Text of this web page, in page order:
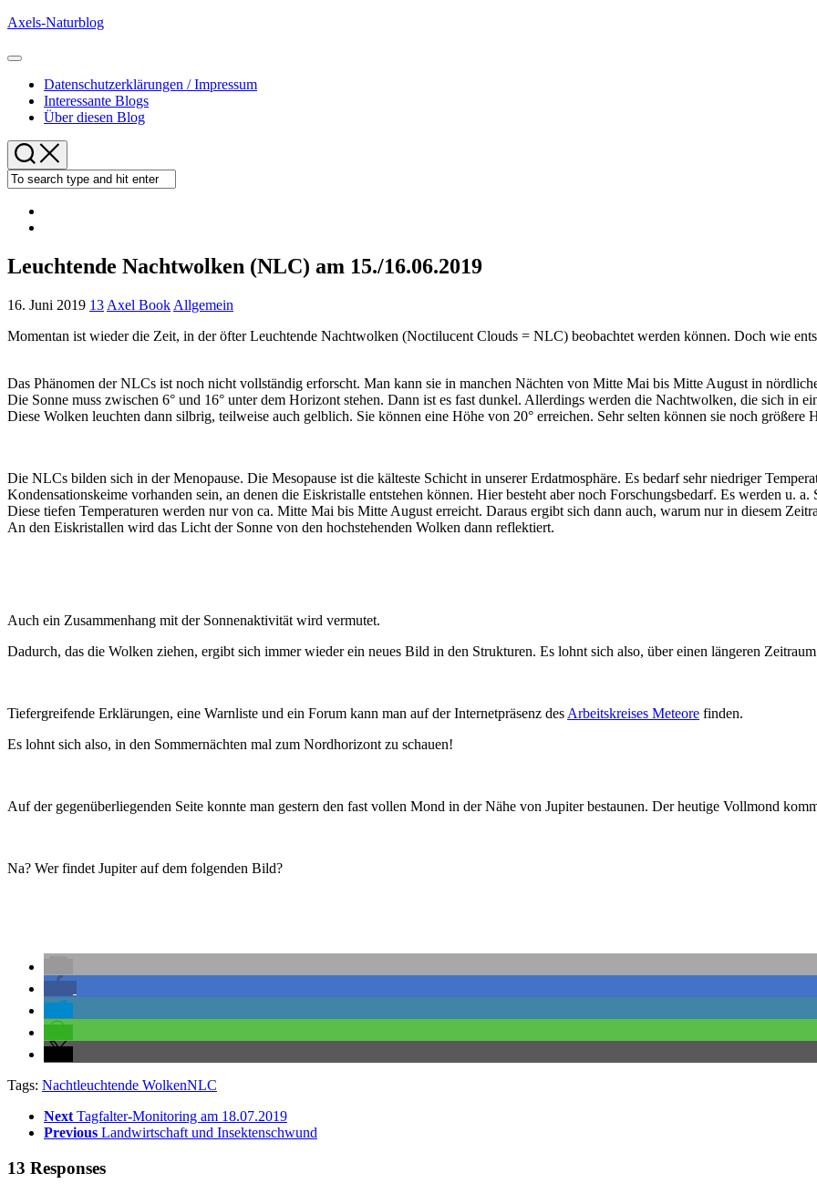
Skip
content
Axels-Naturblog
Expand
Datenschutzerklärungen / Impressum
Interessante Blogs
Über diesen Blog
Leuchtende Nachtwolken (NLC) am 15./16.06.2019
16. Juni 2019 13 Axel Book Allgemein
Momentan ist wieder die Zeit, in der öfter Leuchtende Nachtwolken (Noctilucent Clouds = NLC) beobachtet werden können. Doch wie
Das Phänomen der NLCs ist noch nicht vollständig erforscht. Man kann sie in manchen Nächten von Mitte Mai bis Mitte August in
Die Sonne muss zwischen 6° und 16° unter dem Horizont stehen. Dann ist es fast dunkel. Allerdings werden die Nachtwolken, die sich in
Diese Wolken leuchten dann silbrig, teilweise auch gelblich. Sie können eine Höhe von 20° erreichen. Sehr selten können sie noch größere
Die NLCs bilden sich in der Menopause. Die Mesopause ist die kälteste Schicht in unserer Erdatmosphäre. Es bedarf sehr niedriger
Kondensationskeime vorhanden sein, an denen die Eiskristalle entstehen können. Hier besteht aber noch Forschungsbedarf. Es werden u.
Diese tiefen Temperaturen werden nur von ca. Mitte Mai bis Mitte August erreicht. Daraus ergibt sich dann auch, warum nur in diesem
An den Eiskristallen wird das Licht der Sonne von den hochstehenden Wolken dann reflektiert.
Auch ein Zusammenhang mit der Sonnenaktivität wird vermutet.
Dadurch, das die Wolken ziehen, ergibt sich immer wieder ein neues Bild in den Strukturen. Es lohnt sich also, über einen längeren
Tiefergreifende Erklärungen, eine Warnliste und ein Forum kann man auf der Internetpräsenz des Arbeitskreises Meteore finden.
Es lohnt sich also, in den Sommernächten mal zum Nordhorizont zu schauen!
Auf der gegenüberliegenden Seite konnte man gestern den fast vollen Mond in der Nähe von Jupiter bestaunen. Der heutige Vollmond
Na? Wer findet Jupiter auf dem folgenden Bild?
Tags: Nachtleuchtende WolkenNLC
Next Tagfalter-Monitoring am 18.07.2019
Previous Landwirtschaft und Insektenschwund
13 Responses